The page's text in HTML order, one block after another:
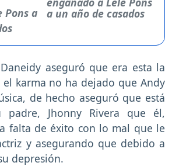
a un año de casados
aseguró que era esta la
karma no ha dejado que Andy
de hecho aseguró que está
padre, Jhonny Rivera que él,
falta de éxito con lo mal que le
y asegurando que debido a
depresión.